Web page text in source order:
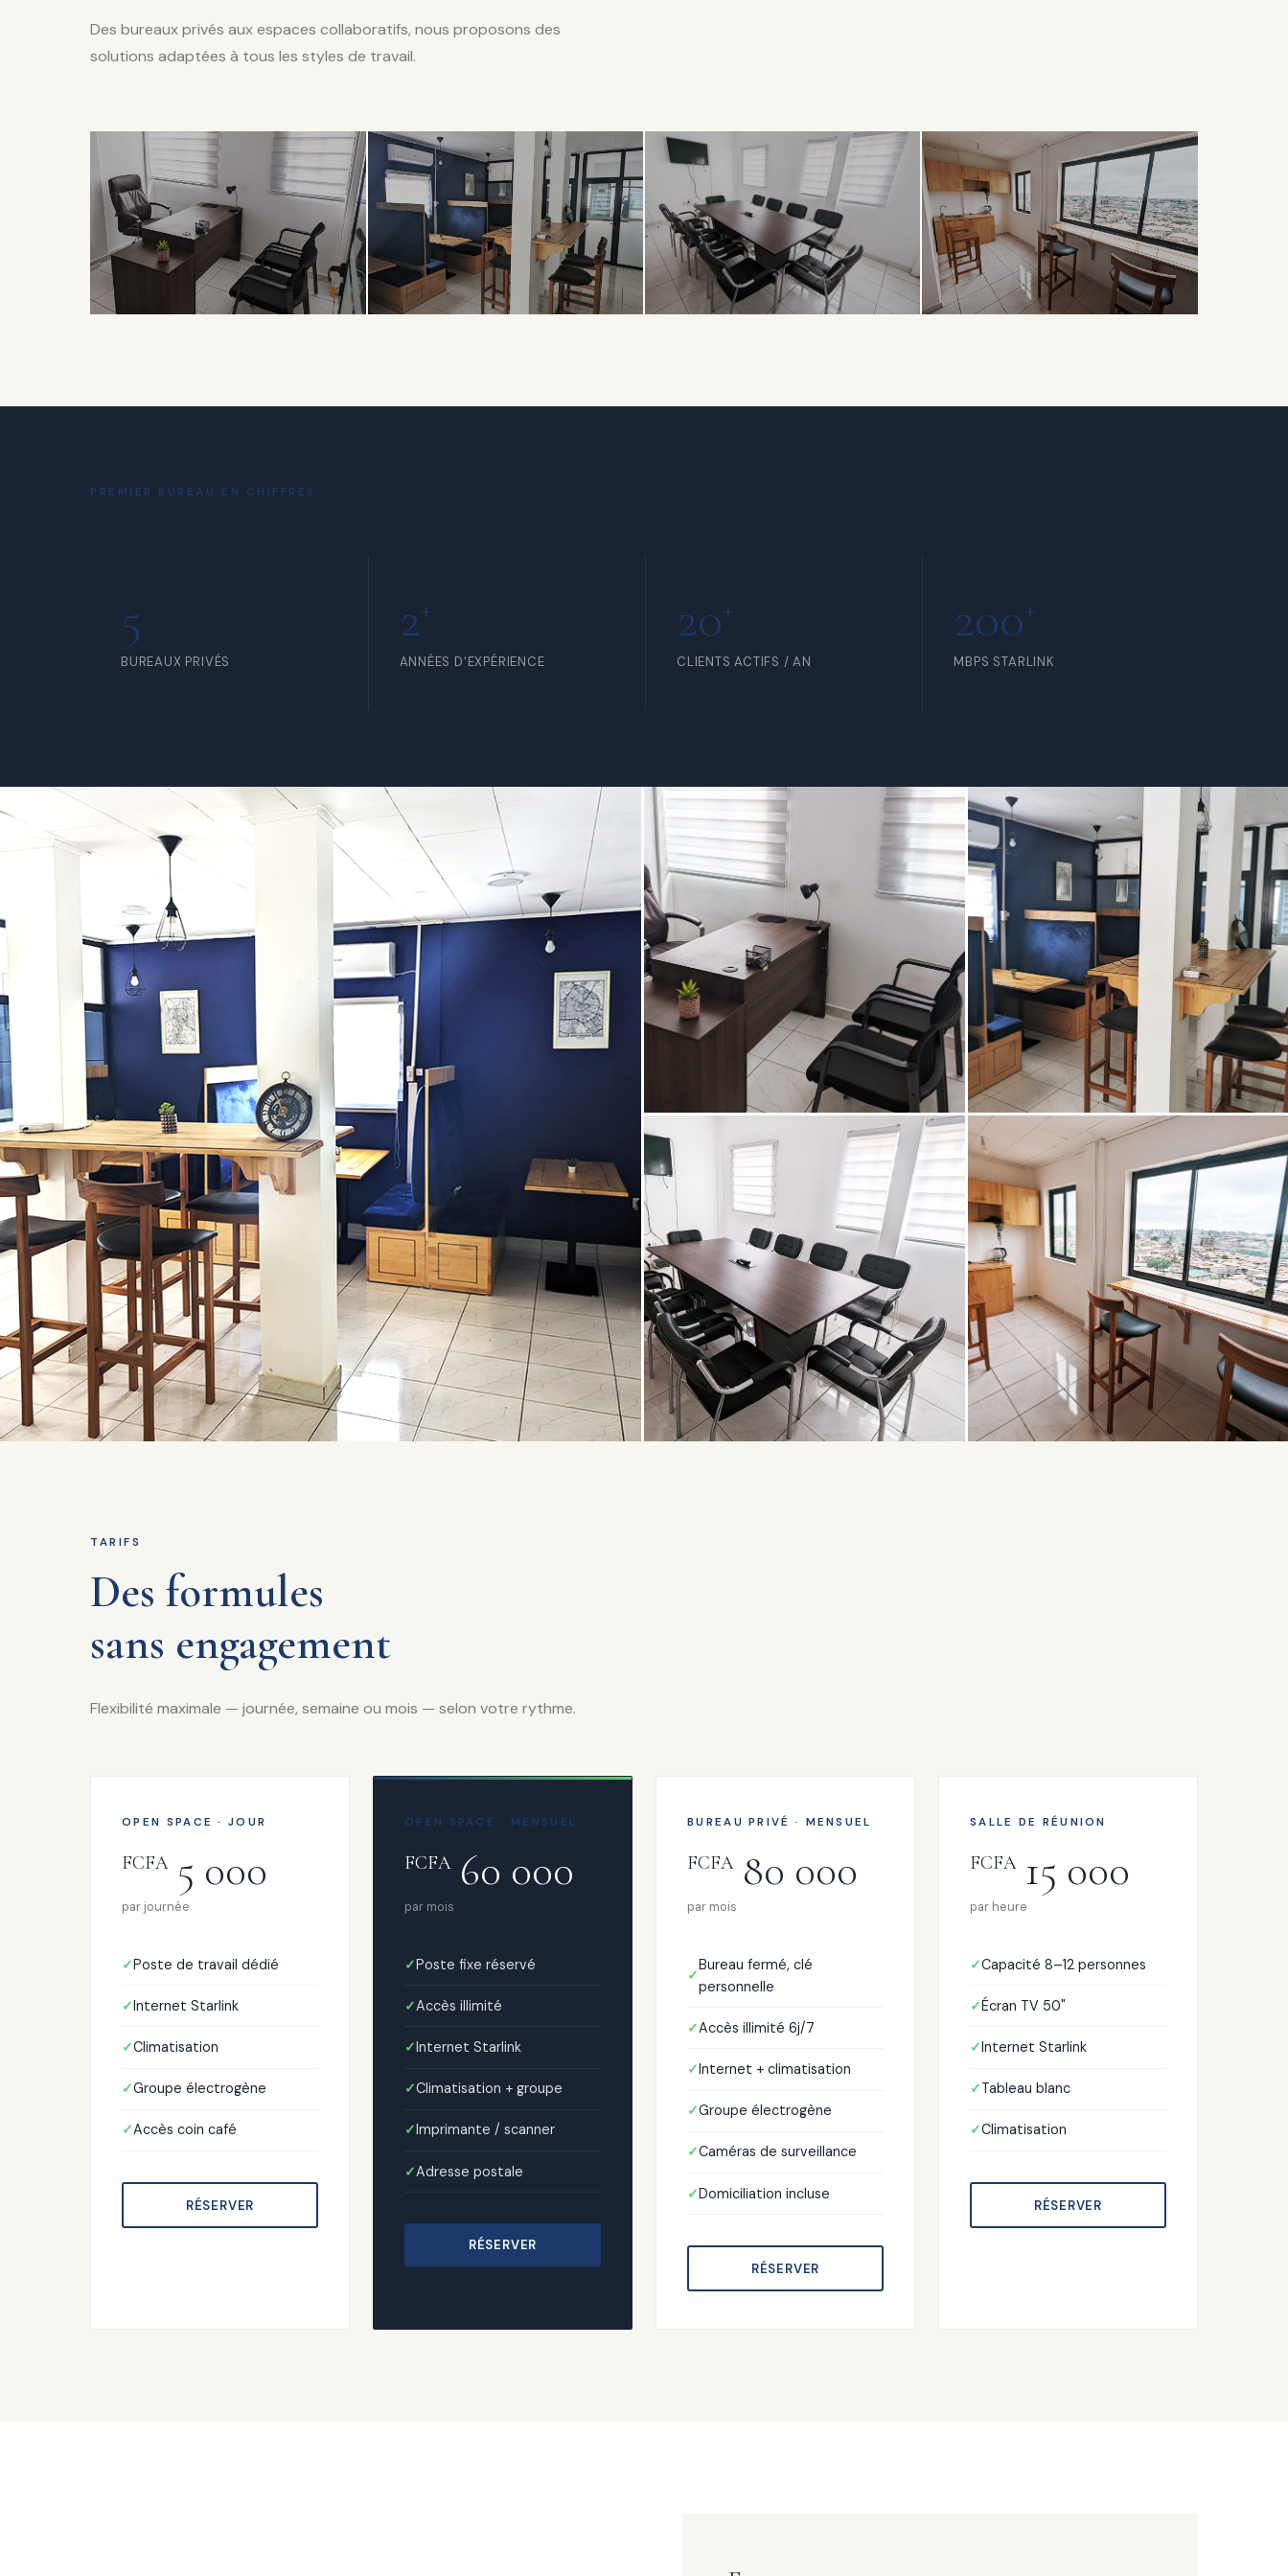
Des bureaux privés aux espaces collaboratifs, nous proposons des
solutions adaptées à tous les styles de travail.
Privé
Space
Réunion
& Détente
PREMIER BUREAU EN CHIFFRES
5
BUREAUX PRIVÉS
2+
ANNÉES D'EXPÉRIENCE
20+
CLIENTS ACTIFS / AN
200+
MBPS STARLINK
TARIFS
Des formules
sans engagement
Flexibilité maximale — journée, semaine ou mois — selon votre rythme.
OPEN SPACE · JOUR
FCFA5 000
par journée
Poste de travail dédié
Internet Starlink
Climatisation
Groupe électrogène
Accès coin café
RÉSERVER
OPEN SPACE · MENSUEL
FCFA60 000
par mois
Poste fixe réservé
Accès illimité
Internet Starlink
Climatisation + groupe
Imprimante / scanner
Adresse postale
RÉSERVER
BUREAU PRIVÉ · MENSUEL
FCFA80 000
par mois
Bureau fermé, clé
personnelle
Accès illimité 6j/7
Internet + climatisation
Groupe électrogène
Caméras de surveillance
Domiciliation incluse
RÉSERVER
SALLE DE RÉUNION
FCFA15 000
par heure
Capacité 8–12 personnes
Écran TV 50"
Internet Starlink
Tableau blanc
Climatisation
RÉSERVER